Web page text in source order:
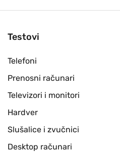
Testovi
Telefoni
Prenosni računari
Televizori i monitori
Hardver
Slušalice i zvučnici
Desktop računari